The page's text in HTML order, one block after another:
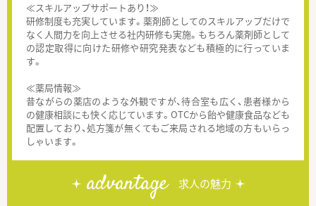
≪スキルアップサポートあり！≫
研修制度も充実しています。薬剤師としてのスキルアップだけで
なく人間力を向上させる社内研修も実施。もちろん薬剤師として
の認定取得に向けた研修や研究発表なども積極的に行っていま
す。
≪薬局情報≫
昔ながらの薬店のような外観ですが、待合室も広く、患者様から
の健康相談にも快く応じています。OTCから飴や健康食品なども
配置しており、処方箋が無くてもご来局される地域の方もいらっ
しゃいます。
advantage 求人の魅力